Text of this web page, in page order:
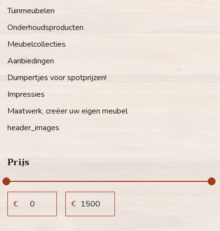
Tuinmeubelen
Onderhoudsproducten
Meubelcollecties
Aanbiedingen
Dumpertjes voor spotprijzen!
Impressies
Maatwerk, creëer uw eigen meubel
header_images
Prijs
€ €